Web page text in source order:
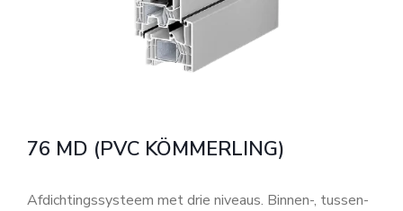
76 MD (PVC KÖMMERLING)
Afdichtingssysteem met drie niveaus. Binnen-, tussen-